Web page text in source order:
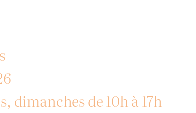
dimanches de 10h à 17h